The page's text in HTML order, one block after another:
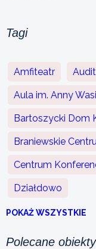
Tagi
Amfiteatr
Aula im. Anny
Bartoszycki Dom
Braniewskie
Centrum
Działdowo
POKAŻ WSZYSTKIE
Polecane obiekty